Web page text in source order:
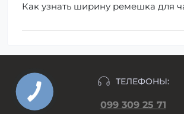
Как узнать ширину ремешка для
ТЕЛЕФОНЫ:
099 309 25 71